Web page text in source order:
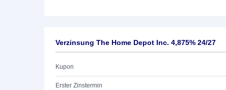
Verzinsung The Home Depot Inc. 4,875% 24/27
Kupon
Erster Zinstermin